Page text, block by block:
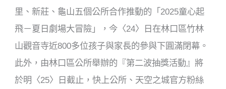
里、新莊、龜山五個公所合作推動的「2025童心起
飛－夏日劇場大冒險」，今〈24〉日在林口區竹林
山觀音寺近800多位孩子與家長的參與下圓滿閉幕。
此外，由林口區公所舉辦的『第二波抽獎活動』將
於明〈25〉日截止，快上公所、天空之城官方粉絲